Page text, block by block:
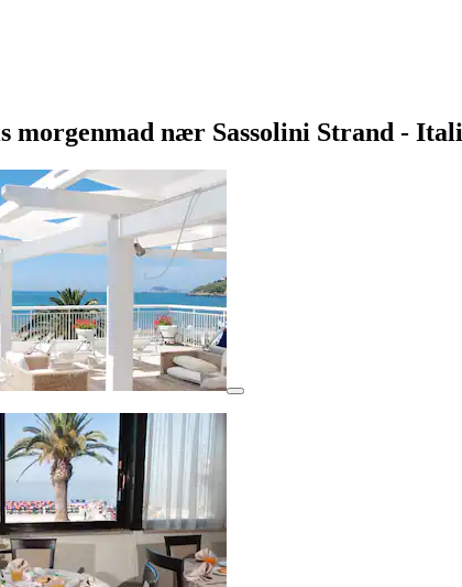
morgenmad nær Sassolini Strand -